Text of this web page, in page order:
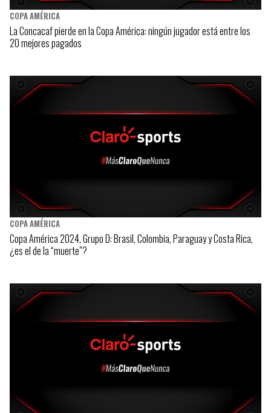
COPA AMÉRICA
La Concacaf pierde en la Copa América: ningún jugador está entre los
20 mejores pagados
COPA AMÉRICA
Copa América 2024, Grupo D: Brasil, Colombia, Paraguay y Costa Rica,
¿es el de la “muerte”?